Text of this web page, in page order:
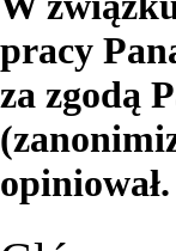
pracy
za zgodą
opiniował.